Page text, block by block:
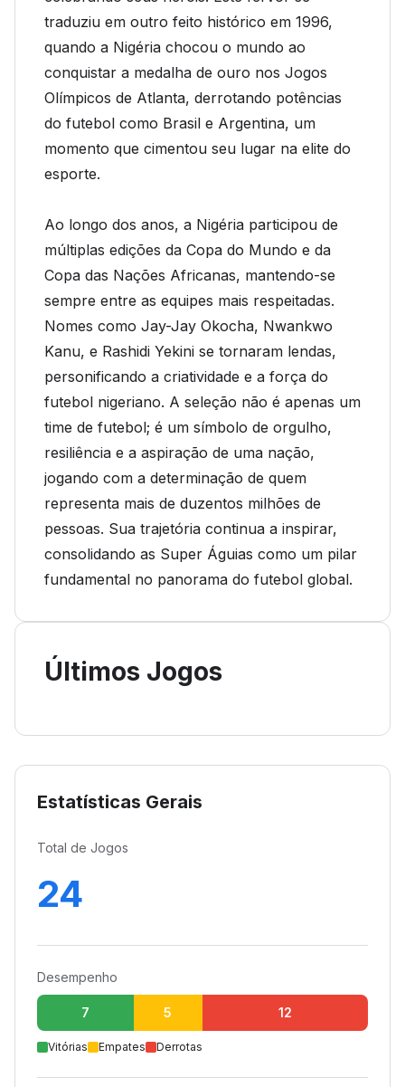
traduziu em outro feito histórico em 1996,
quando a Nigéria chocou o mundo ao
conquistar a medalha de ouro nos Jogos
Olímpicos de Atlanta, derrotando potências
do futebol como Brasil e Argentina, um
momento que cimentou seu lugar na elite do
esporte.
Ao longo dos anos, a Nigéria participou de
múltiplas edições da Copa do Mundo e da
Copa das Nações Africanas, mantendo-se
sempre entre as equipes mais respeitadas.
Nomes como Jay-Jay Okocha, Nwankwo
Kanu, e Rashidi Yekini se tornaram lendas,
personificando a criatividade e a força do
futebol nigeriano. A seleção não é apenas um
time de futebol; é um símbolo de orgulho,
resiliência e a aspiração de uma nação,
jogando com a determinação de quem
representa mais de duzentos milhões de
pessoas. Sua trajetória continua a inspirar,
consolidando as Super Águias como um pilar
fundamental no panorama do futebol global.
Últimos Jogos
Estatísticas Gerais
Total de Jogos
24
Desempenho
7 5 12
Vitórias Empates Derrotas